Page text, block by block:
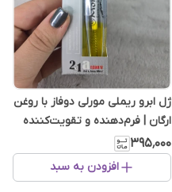
ژل ابرو ریملی مورلی دوفاز با روغن
ارگان | فرم‌دهنده و تقویت‌کننده
۳۹۵٬۰۰۰
افزودن به سبد